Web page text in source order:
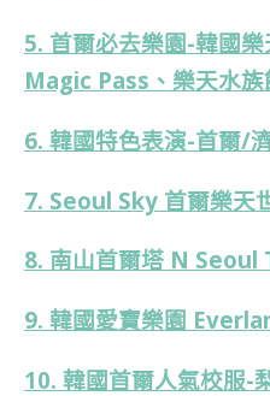
5. 首爾必去樂園-韓國
Magic Pass、樂天水族
6. 韓國特色表演-首爾/
7. Seoul Sky 首爾樂天
8. 南山首爾塔 N
9. 韓國愛寶樂園
10. 韓國首爾人氣校服-